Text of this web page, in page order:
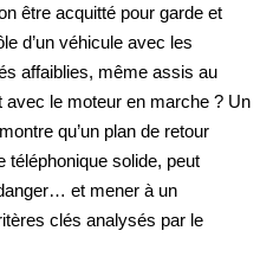
être acquitté pour garde et
d’un véhicule avec les
affaiblies, même assis au
avec le moteur en marche ? Un
qu’un plan de retour
téléphonique solide, peut
et mener à un
clés analysés par le